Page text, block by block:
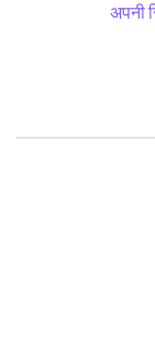
अपनी